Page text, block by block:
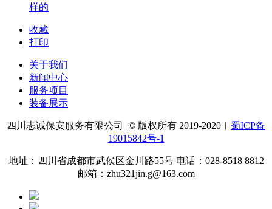
样的
收藏
打印
关于我们
新闻中心
服务项目
装备展示
四川志诚保安服务有限公司 © 版权所有 2019-2020︱ 蜀ICP备
19015842号-1
地址：四川省成都市武侯区金川路55号 电话：028-8518 8812
邮箱：zhu321jin.g@163.com